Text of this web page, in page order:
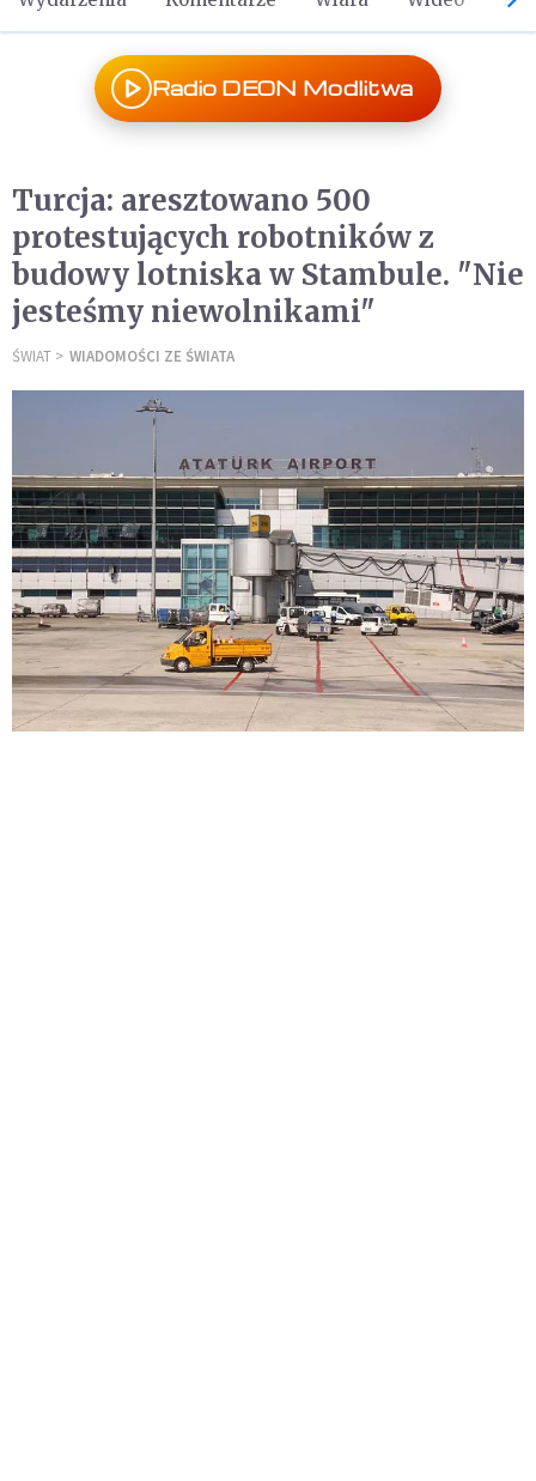
Radio DEON Modlitwa
Turcja: aresztowano 500
protestujących robotników z
budowy lotniska w Stambule. "Nie
jesteśmy niewolnikami"
ŚWIAT WIADOMOŚCI ZE ŚWIATA